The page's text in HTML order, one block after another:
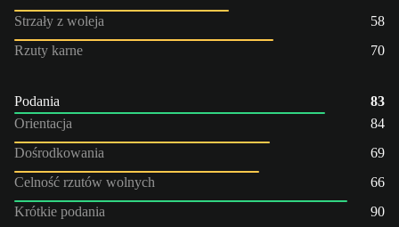
Strzały z woleja
58
Rzuty karne
70
Podania
83
Orientacja
84
Dośrodkowania
69
Celność rzutów wolnych
66
Krótkie podania
90